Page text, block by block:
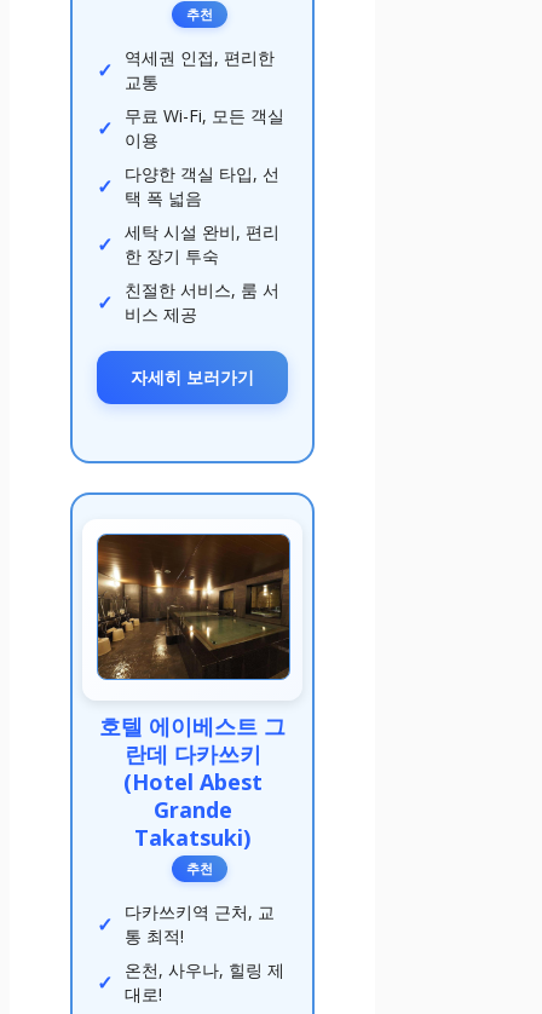
추천
역세권 인접, 편리한
교통
무료 Wi-Fi, 모든 객실
이용
다양한 객실 타입, 선
택 폭 넓음
세탁 시설 완비, 편리
한 장기 투숙
친절한 서비스, 룸 서
비스 제공
자세히 보러가기
호텔 에이베스트 그
란데 다카쓰키
(Hotel Abest
Grande
Takatsuki)
추천
다카쓰키역 근처, 교
통 최적!
온천, 사우나, 힐링 제
대로!